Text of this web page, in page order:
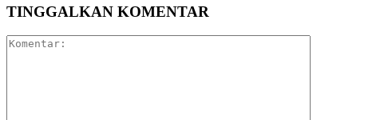
TINGGALKAN KOMENTAR